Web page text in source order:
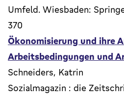
Umfeld. Wiesbaden:
370
Ökonomisierung und ihre
Arbeitsbedingungen und
Schneiders, Katrin
Sozialmagazin : die